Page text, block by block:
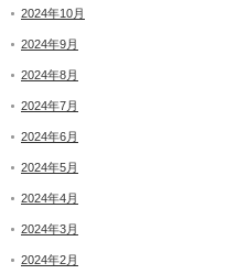
2024年10月
2024年9月
2024年8月
2024年7月
2024年6月
2024年5月
2024年4月
2024年3月
2024年2月